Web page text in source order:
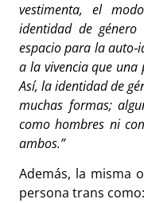
vestimenta, el
identidad de
espacio para la
a la vivencia que una
Así, la identidad de
muchas formas;
como hombres ni
ambos.”
Además, la misma
persona trans como: